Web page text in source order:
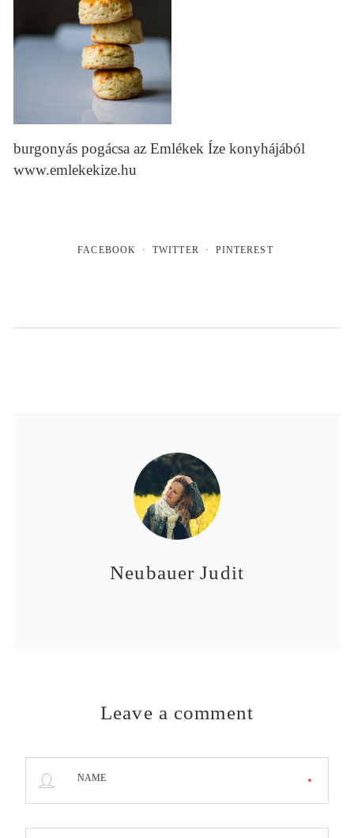
burgonyás pogácsa az Emlékek Íze konyhájából
www.emlekekize.hu
FACEBOOK TWITTER PINTEREST
Neubauer Judit
Leave a comment
NAME